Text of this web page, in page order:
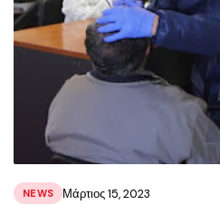
NEWS Μάρτιος 15, 2023